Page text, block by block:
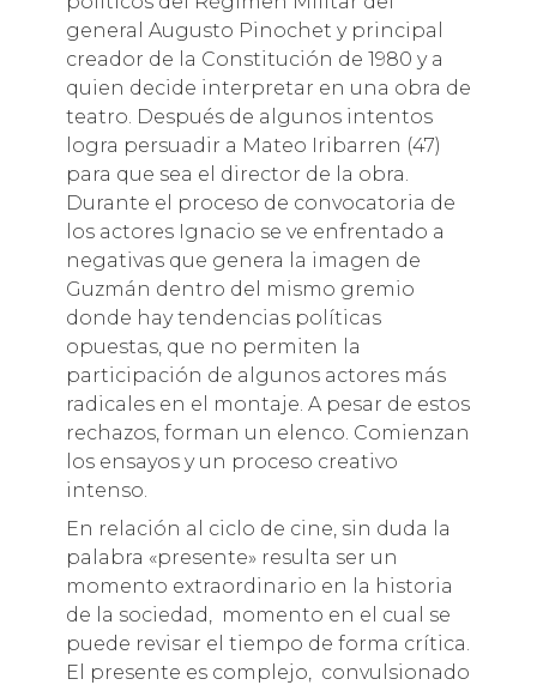
general Augusto Pinochet y principal
creador de la Constitución de 1980 y a
quien decide interpretar en una obra de
teatro. Después de algunos intentos
logra persuadir a Mateo Iribarren (47)
para que sea el director de la obra.
Durante el proceso de convocatoria de
los actores Ignacio se ve enfrentado a
negativas que genera la imagen de
Guzmán dentro del mismo gremio
donde hay tendencias políticas
opuestas, que no permiten la
participación de algunos actores más
radicales en el montaje. A pesar de estos
rechazos, forman un elenco. Comienzan
los ensayos y un proceso creativo
intenso.
En relación al ciclo de cine, sin duda la
palabra «presente» resulta ser un
momento extraordinario en la historia
de la sociedad, momento en el cual se
puede revisar el tiempo de forma crítica.
El presente es complejo, convulsionado